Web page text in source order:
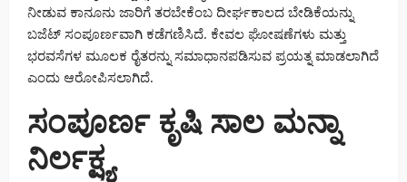
ನೀಡುವ ಕಾನೂನು ಜಾರಿಗೆ ತರಬೇಕೆಂಬ ದೀರ್ಘಕಾಲದ ಬೇಡಿಕೆಯನ್ನು
ಬಜೆಟ್ ಸಂಪೂರ್ಣವಾಗಿ ಕಡೆಗಣಿಸಿದೆ. ಕೇವಲ ಘೋಷಣೆಗಳು ಮತ್ತು
ಭರವಸೆಗಳ ಮೂಲಕ ರೈತರನ್ನು ಸಮಾಧಾನಪಡಿಸುವ ಪ್ರಯತ್ನ ಮಾಡಲಾಗಿದೆ
ಎಂದು ಆರೋಪಿಸಲಾಗಿದೆ.
ಸಂಪೂರ್ಣ ಕೃಷಿ ಸಾಲ ಮನ್ನಾ
ನಿರ್ಲಕ್ಷ್ಯ